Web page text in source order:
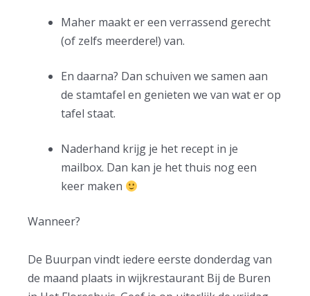
Maher maakt er een verrassend gerecht
(of zelfs meerdere!) van.
En daarna? Dan schuiven we samen aan
de stamtafel en genieten we van wat er op
tafel staat.
Naderhand krijg je het recept in je
mailbox. Dan kan je het thuis nog een
keer maken
Wanneer?
De Buurpan vindt iedere eerste donderdag van
de maand plaats in wijkrestaurant Bij de Buren